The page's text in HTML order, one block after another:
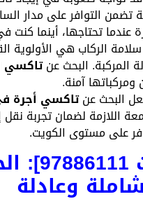
التوافر على مدار
تحتاجها، أينما كنت
سلامة الركاب هي الأولوية
المركبة. البحث عنتاكسي
آمنة.
البحث عنتاكسي أجرة
اللازمة لضمان تجربة
على مستوى الكويت.
وعادلة